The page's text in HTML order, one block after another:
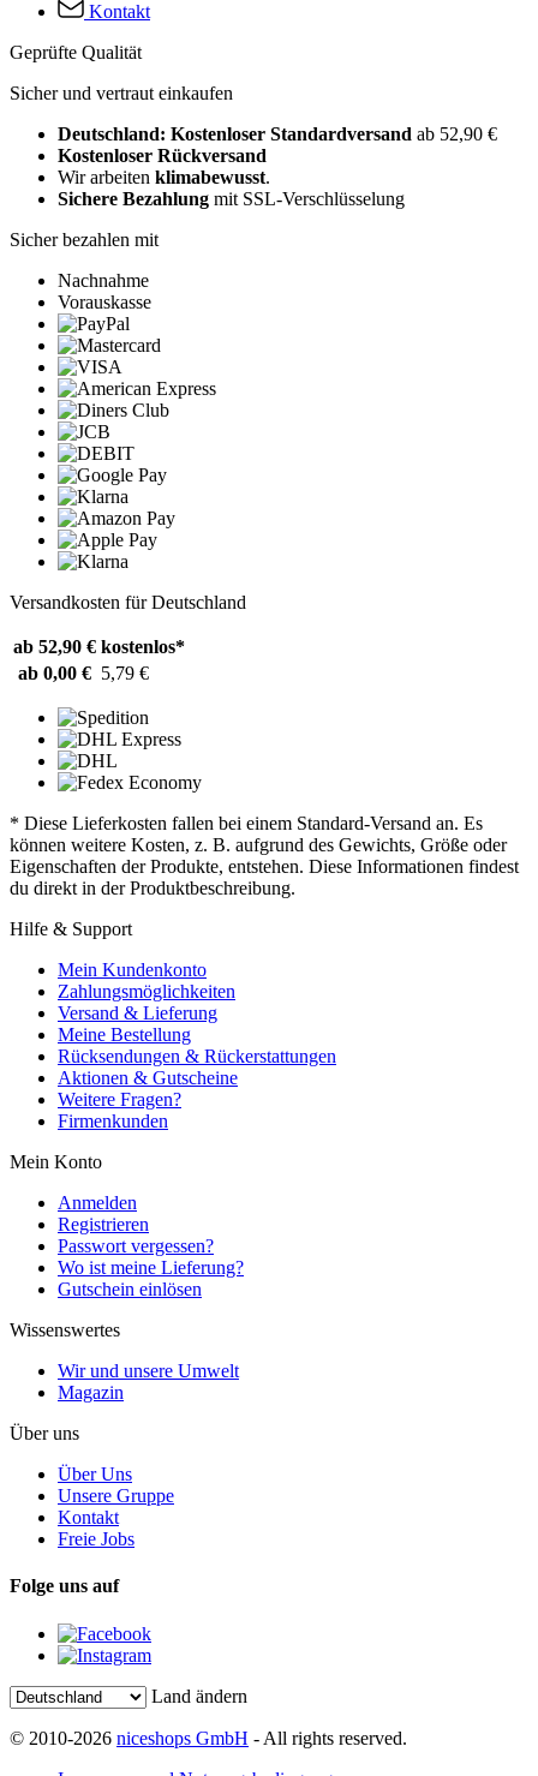
Kontakt
Geprüfte Qualität
Sicher und vertraut einkaufen
Deutschland: Kostenloser Standardversand ab 52,90 €
Kostenloser Rückversand
Wir arbeiten klimabewusst.
Sichere Bezahlung mit SSL-Verschlüsselung
Sicher bezahlen mit
Nachnahme
Vorauskasse
Versandkosten für Deutschland
ab 52,90 € kostenlos*
ab 0,00 € 5,79 €
* Diese Lieferkosten fallen bei einem Standard-Versand an. Es
können weitere Kosten, z. B. aufgrund des Gewichts, Größe oder
Eigenschaften der Produkte, entstehen. Diese Informationen findest
du direkt in der Produktbeschreibung.
Hilfe & Support
Mein Kundenkonto
Zahlungsmöglichkeiten
Versand & Lieferung
Meine Bestellung
Rücksendungen & Rückerstattungen
Aktionen & Gutscheine
Weitere Fragen?
Firmenkunden
Mein Konto
Anmelden
Registrieren
Passwort vergessen?
Wo ist meine Lieferung?
Gutschein einlösen
Wissenswertes
Wir und unsere Umwelt
Magazin
Über uns
Über Uns
Unsere Gruppe
Kontakt
Freie Jobs
Folge uns auf
Land ändern
© 2010-2026 niceshops GmbH - All rights reserved.